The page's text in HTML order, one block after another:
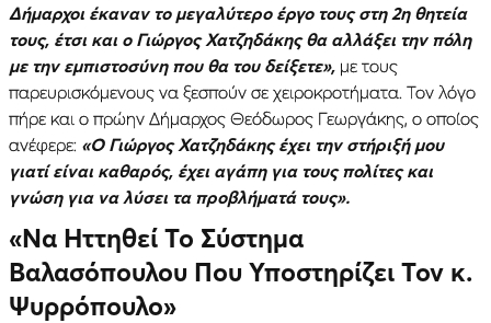
Δήμαρχοι έκαναν το μεγαλύτερο έργο τους στη 2η θητεία
τους, έτσι και ο Γιώργος Χατζηδάκης θα αλλάξει την πόλη
με την εμπιστοσύνη που θα του δείξετε», με τους
παρευρισκόμενους να ξεσπούν σε χειροκροτήματα. Τον λόγο
πήρε και ο πρώην Δήμαρχος Θεόδωρος Γεωργάκης, ο οποίος
ανέφερε: «Ο Γιώργος Χατζηδάκης έχει την στήριξή μου
γιατί είναι καθαρός, έχει αγάπη για τους πολίτες και
γνώση για να λύσει τα προβλήματά τους».
«Να Ηττηθεί Το Σύστημα
Βαλασόπουλου Που Υποστηρίζει Τον κ.
Ψυρρόπουλο»